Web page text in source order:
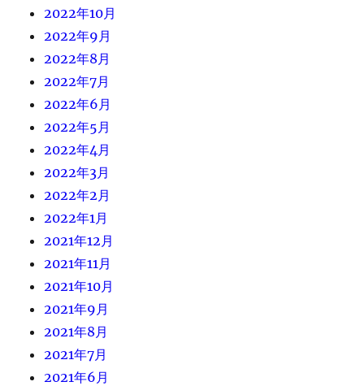
2022年10月
2022年9月
2022年8月
2022年7月
2022年6月
2022年5月
2022年4月
2022年3月
2022年2月
2022年1月
2021年12月
2021年11月
2021年10月
2021年9月
2021年8月
2021年7月
2021年6月